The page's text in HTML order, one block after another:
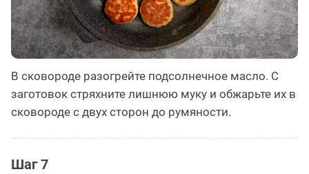
В сковороде разогрейте подсолнечное масло. С
заготовок стряхните лишнюю муку и обжарьте их в
сковороде с двух сторон до румяности.
Шаг 7